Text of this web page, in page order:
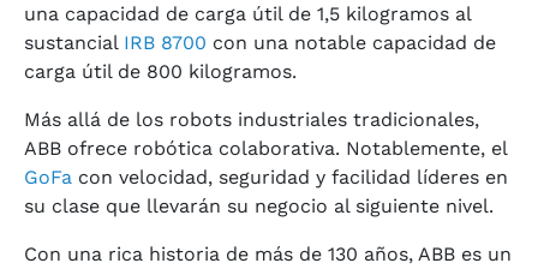
una capacidad de carga útil de 1,5 kilogramos al
sustancial IRB 8700 con una notable capacidad de
carga útil de 800 kilogramos.
Más allá de los robots industriales tradicionales,
ABB ofrece robótica colaborativa. Notablemente, el
GoFa con velocidad, seguridad y facilidad líderes en
su clase que llevarán su negocio al siguiente nivel.
Con una rica historia de más de 130 años, ABB es un